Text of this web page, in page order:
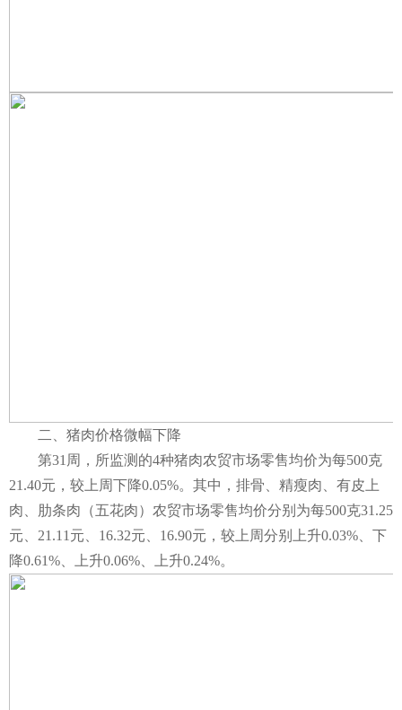
二、猪肉价格微幅下降
第31周，所监测的4种猪肉农贸市场零售均价为每500克
21.40元，较上周下降0.05%。其中，排骨、精瘦肉、有皮上
肉、肋条肉（五花肉）农贸市场零售均价分别为每500克31.25
元、21.11元、16.32元、16.90元，较上周分别上升0.03%、下
降0.61%、上升0.06%、上升0.24%。